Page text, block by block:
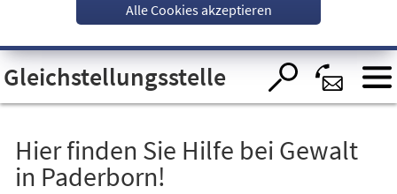
Visuelle
Assistenzsoftware
öffnen.
Alle Cookies akzeptieren
Gleichstellungsstelle
Hier finden Sie Hilfe bei Gewalt
in Paderborn!